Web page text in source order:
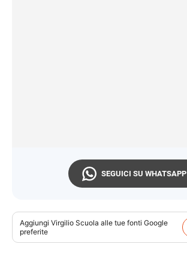
SEGUICI SU WHATSAPP
Aggiungi Virgilio Scuola alle tue fonti Google
preferite